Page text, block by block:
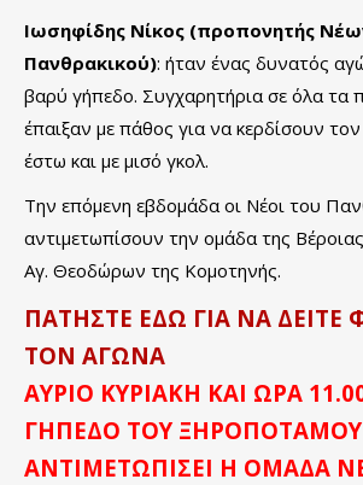
Ιωσηφίδης Νίκος (προπονητής
Πανθρακικού): ήταν ένας δυνατός
βαρύ γήπεδο. Συγχαρητήρια σε όλα τα
έπαιξαν με πάθος για να κερδίσουν
έστω και με μισό γκολ.
Την επόμενη εβδομάδα οι Νέοι του
αντιμετωπίσουν την ομάδα της
Αγ. Θεοδώρων της Κομοτηνής.
ΠΑΤΗΣΤΕ ΕΔΩ ΓΙΑ ΝΑ
ΤΟΝ ΑΓΩΝΑ
ΑΥΡΙΟ ΚΥΡΙΑΚΗ ΚΑΙ ΩΡΑ
ΓΗΠΕΔΟ ΤΟΥ
ΑΝΤΙΜΕΤΩΠΙΣΕΙ Η ΟΜΑΔΑ